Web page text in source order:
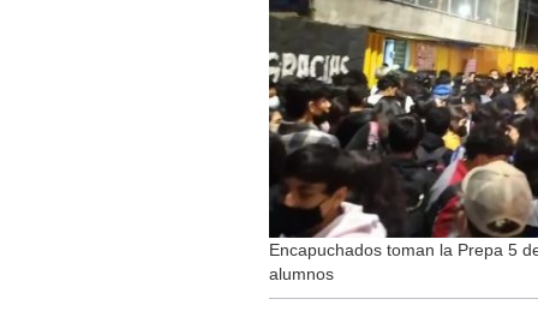
Encapuchados toman la Prepa 5
alumnos